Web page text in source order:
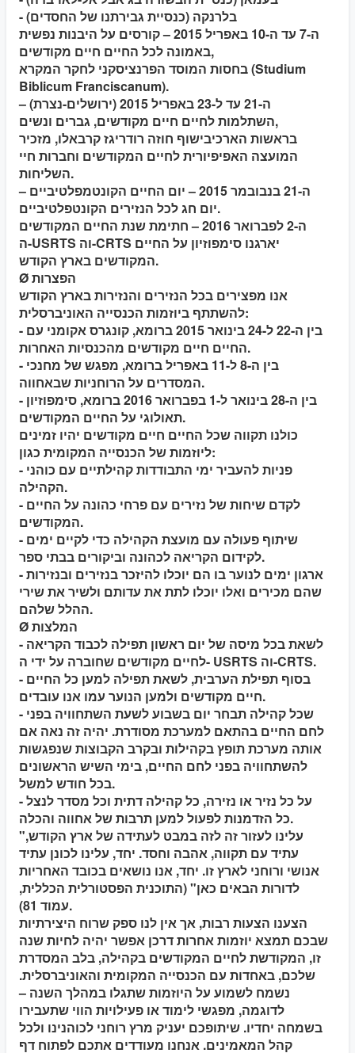
- בלרנקה (כנסיית גבירתנו של החסדים)
ה-7 עד ה-10 באפריל 2015 – קורסים על היבנות נפשית
באמונה לכל החיים חיים מקודשים,
בחסות המוסד הפרנציסקני לחקר המקרא (Studium
Biblicum Franciscanum).
ה-21 עד ל-23 באפריל 2015 (ירושלים-נצרת) –
השתלמות לחיים חיים מקודשים, גברים ונשים,
בראשות הארכיבישוף חוזה רודריגז קרבאלו, מזכיר
המועצה האפיפיורית לחיים המקודשים וחברות חיי
השליחות.
ה-21 בנבובמר 2015 – יום החיים הקונטמפלטיביים –
יום חג לכל הנזירים הקונטפלטיביים.
ה-2 לפברואר 2016 – חתימת שנת החיים המקודשים
ה-USRTS וה-CRTS יארגנו סימפוזיון על החיים
המקודשים בארץ הקודש.
Ø הפצרות
אנו מפצירים בכל הנזירים והנזירות בארץ הקודש
להשתתף ביוזמות הכנסייה האוניברסלית:
- בין ה-22 ל-24 בינואר 2015 ברומא, קונגרס אקומני עם
החיים חיים מקודשים מהכנסיות האחרות.
- בין ה-8 ל-11 באפריל ברומא, מפגש של מחנכי
המסדרים על הרוחניות שבאחווה.
- בין ה-28 בינואר ל-1 בפברואר 2016 ברומא, סימפוזיון
תאולוגי על החיים המקודשים.
כולנו תקווה שכל החיים חיים מקודשים יהיו זמינים
ליוזמות של הכנסייה המקומית כגון:
- פניות להעביר ימי התבודדות קהילתיים עם כוהני
הקהילה.
- לקדם שיחות של נזירים עם פרחי כהונה על החיים
המקודשים.
- שיתוף פעולה עם מועצת הקהילה כדי לקיים ימים
לקידום הקריאה לכהונה וביקורים בבתי ספר.
- ארגון ימים לנוער בו הם יוכלו להיזכר בנזירים ובנזירות
שהם מכירים ואלו יוכלו לתת את עדותם ולשיר את שירי
ההלל שלהם.
Ø המלצות
- לשאת בכל מיסה של יום ראשון תפילה לכבוד הקריאה
לחיים מקודשים שחוברה על ידי ה- USRTS וה-CRTS.
- בסוף תפילת הערבית, לשאת תפילה למען כל החיים
חיים מקודשים ולמען הנוער עמו אנו עובדים.
- שכל קהילה תבחר יום בשבוע לשעת השתחוויה בפני
לחם החיים בהתאם למערכת מסודרת. יהיה זה נאה אם
אותה מערכת תופץ בקהילות ובקרב הקבוצות שנפגשות
להשתחוויה בפני לחם החיים, בימי השיש הראשונים
בכל חודש למשל.
- על כל נזיר או נזירה, כל קהילה דתית וכל מסדר לנצל
כל הזדמנות לפעול למען תרבות של אחווה והכלה.
"עלינו לעזור זה לזה במבט לעתידה של ארץ הקודש,
עתיד עם תקווה, אהבה וחסד. יחד, עלינו לכונן עתיד
אנושי ורוחני לארץ זו. יחד, אנו נושאים בכובד האחריות
לדורות הבאים כאן" (התוכנית הפסטורלית הכללית,
עמוד 81).
הצענו הצעות רבות, אך אין לנו ספק שרוח היצירתיות
שבכם תמצא יוזמות אחרות דרכן אפשר יהיה לחיות שנה
זו, המקודשת לחיים המקודשים בקהילה, בלב המסדרת
שלכם, באחדות עם הכנסייה המקומית והאוניברסלית.
נשמח לשמוע על היוזמות שתגלו במהלך השנה –
לדוגמה, מפגשי לימוד או פעילויות הווי שתעבירו
בשמחה יחדיו. שיתופכם יעניק מרץ רוחני לכוהנינו ולכל
קהל המאמינים. אנחנו מעודדים אתכם לפתוח דף